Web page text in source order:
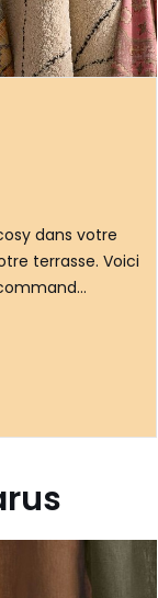
dans votre
terrasse. Voici